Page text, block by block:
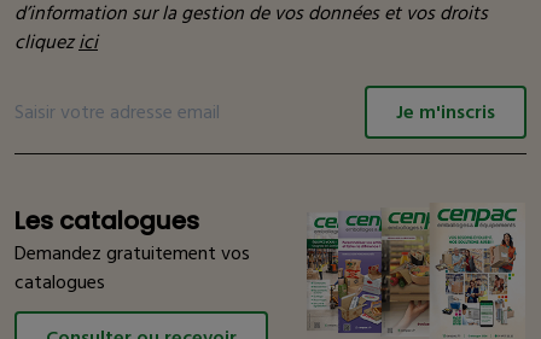
d’information sur la gestion de vos données et vos droits
cliquezici
Je m'inscris
Les catalogues
Demandez gratuitement vos
catalogues